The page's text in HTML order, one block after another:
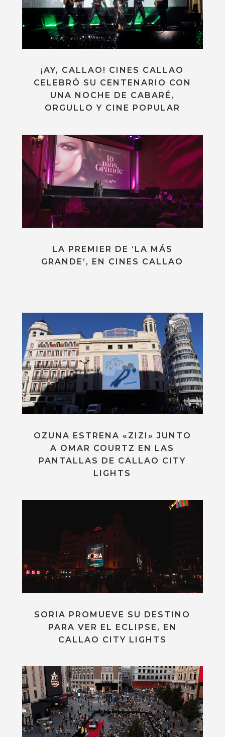
¡AY, CALLAO! CINES CALLAO
CELEBRÓ SU CENTENARIO CON
UNA NOCHE DE CABARÉ,
ORGULLO Y CINE POPULAR
LA PREMIER DE ‘LA MÁS
GRANDE’, EN CINES CALLAO
OZUNA ESTRENA «ZIZI» JUNTO
A OMAR COURTZ EN LAS
PANTALLAS DE CALLAO CITY
LIGHTS
SORIA PROMUEVE SU DESTINO
PARA VER EL ECLIPSE, EN
CALLAO CITY LIGHTS